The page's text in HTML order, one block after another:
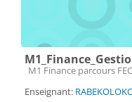
Catégorie de cours
M1 Finance parcours
Enseignant: